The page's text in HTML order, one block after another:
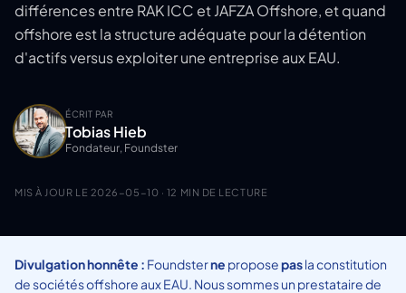
différences entre RAK ICC et JAFZA Offshore, et quand
offshore est la structure adéquate pour la détention
d'actifs versus exploiter une entreprise aux EAU.
ÉCRIT PAR
Tobias Hieb
Fondateur, Foundster
MIS À JOUR LE 2026-05-10 · 12 MIN DE LECTURE
Divulgation honnête : Foundsterne proposepasla constitution
de sociétés offshore aux EAU. Nous sommes un prestataire de